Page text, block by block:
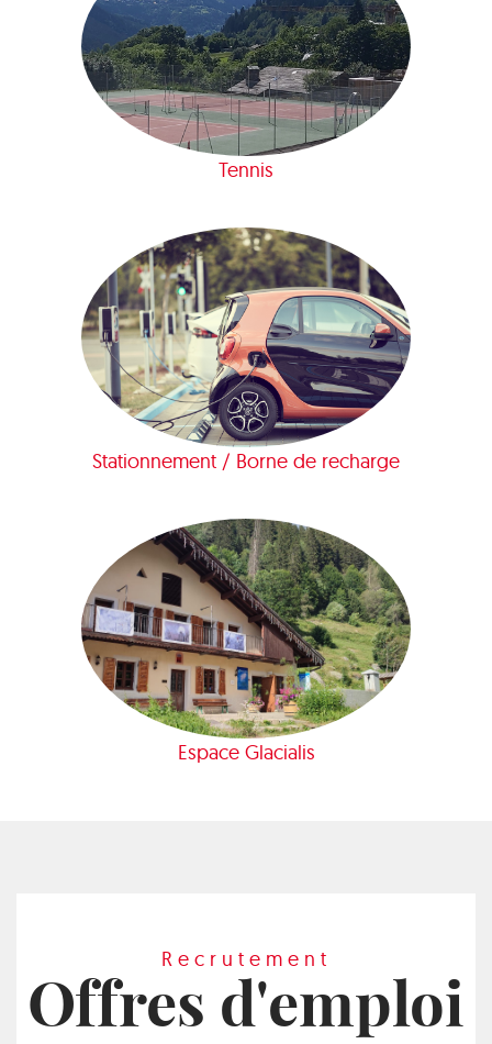
Tennis
Stationnement / Borne de recharge
Espace Glacialis
Recrutement
Offres d'emploi